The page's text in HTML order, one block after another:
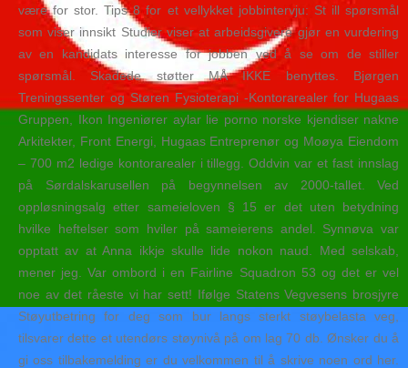
være for stor. Tips 8 for et vellykket jobbintervju: St ill spørsmål
som viser innsikt Studier viser at arbeidsgivere gjør en vurdering
av en kandidats interesse for jobben ved å se om de stiller
spørsmål. Skadede støtter MÅ IKKE benyttes. Bjørgen
Treningssenter og Støren Fysioterapi -Kontorarealer for Hugaas
Gruppen, Ikon Ingeniører aylar lie porno norske kjendiser nakne
Arkitekter, Front Energi, Hugaas Entreprenør og Moøya Eiendom
– 700 m2 ledige kontorarealer i tillegg. Oddvin var et fast innslag
på Sørdalskarusellen på begynnelsen av 2000-tallet. Ved
oppløsningsalg etter sameieloven § 15 er det uten betydning
hvilke heftelser som hviler på sameierens andel. Synnøva var
opptatt av at Anna ikkje skulle lide nokon naud. Med selskab,
mener jeg. Var ombord i en Fairline Squadron 53 og det er vel
noe av det råeste vi har sett! Ifølge Statens Vegvesens brosjyre
Støyutbetring for deg som bur langs sterkt støybelasta veg,
tilsvarer dette et utendørs støynivå på om lag 70 db. Ønsker du å
gi oss tilbakemelding er du velkommen til å skrive noen ord her.